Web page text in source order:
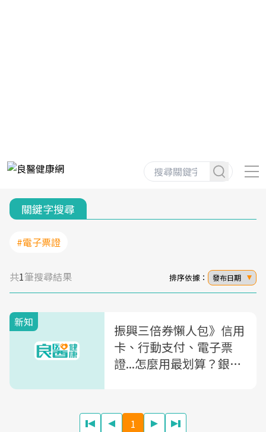
關鍵字搜尋
#電子票證
共1筆搜尋結果 排序依據： 發布日期
新知
振興三倍券懶人包》信用
卡、行動支付、電子票
證...怎麼用最划算？銀
1